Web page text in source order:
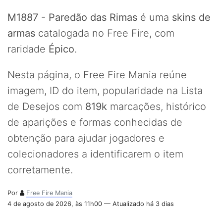
M1887 - Paredão das Rimas é uma skins de
armas catalogada no Free Fire, com
raridade Épico.
Nesta página, o Free Fire Mania reúne
imagem, ID do item, popularidade na Lista
de Desejos com 819k marcações, histórico
de aparições e formas conhecidas de
obtenção para ajudar jogadores e
colecionadores a identificarem o item
corretamente.
Por
Free Fire Mania
4 de agosto de 2026, às 11h00 — Atualizado há 3 dias